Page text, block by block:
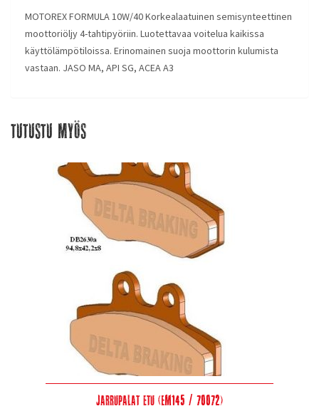
MOTOREX FORMULA 10W/40 Korkealaatuinen semisynteettinen
moottoriöljy 4-tahtipyöriin. Luotettavaa voitelua kaikissa
käyttölämpötiloissa. Erinomainen suoja moottorin kulumista
vastaan. JASO MA, API SG, ACEA A3
Tutustu myös
Jarrupalat etu (EM145 / 70072)